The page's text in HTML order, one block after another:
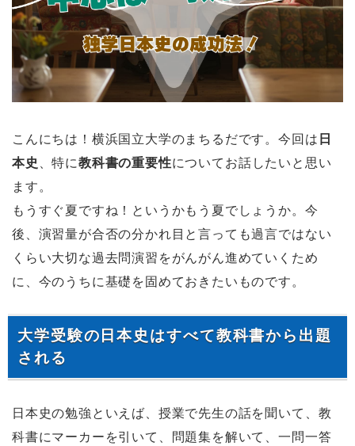
こんにちは！横浜国立大学のまちるだです。今回は 日
本史
、特に教科書の重要性についてお話したいと思い
ます。
もうすぐ夏ですね！というかもう夏でしょうか。今
後、演習量が合否の分かれ目と言っても過言ではない
くらい大切な過去問演習をがんがん進めていくため
に、今のうちに基礎を固めておきたいものです。
大学受験の日本史はすべて教科書から出題
される
日本史の勉強といえば、授業で先生の話を聞いて、教
科書にマーカーを引いて、問題集を解いて、一問一答